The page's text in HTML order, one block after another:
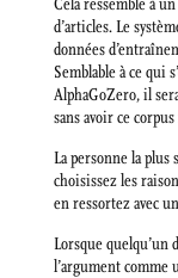
Cela ressemble à
d’articles. Le
données
Semblable à ce qui
AlphaGoZero, il
sans avoir ce
La personne la plus
choisissez les
en ressortez avec
Lorsque quelqu’un
l’argument comme